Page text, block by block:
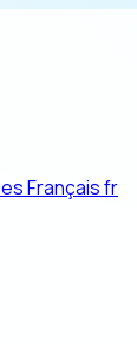
esFrançaisfr